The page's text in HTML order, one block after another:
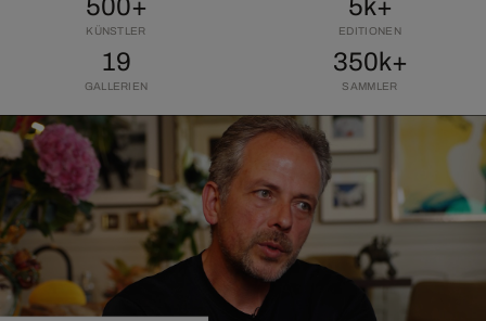
500+
KÜNSTLER
5k+
EDITIONEN
19
GALLERIEN
350k+
SAMMLER